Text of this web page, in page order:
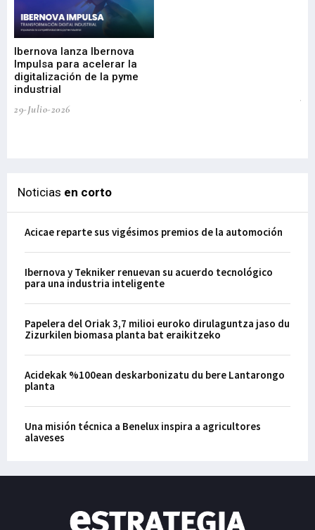
Ibernova lanza Ibernova
Impulsa para acelerar la
digitalización de la pyme
industrial
29-Julio-2026
Noticias en corto
Acicae reparte sus vigésimos premios de la automoción
Ibernova y Tekniker renuevan su acuerdo tecnológico
para una industria inteligente
Papelera del Oriak 3,7 milioi euroko dirulaguntza jaso du
Zizurkilen biomasa planta bat eraikitzeko
Acidekak %100ean deskarbonizatu du bere Lantarongo
planta
Una misión técnica a Benelux inspira a agricultores
alaveses